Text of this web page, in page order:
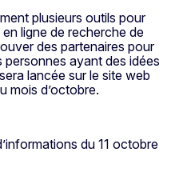
plusieurs outils pour
en ligne de recherche de
des partenaires pour
ayant des idées
lancée sur le site web
mois d’octobre.
du 11 octobre